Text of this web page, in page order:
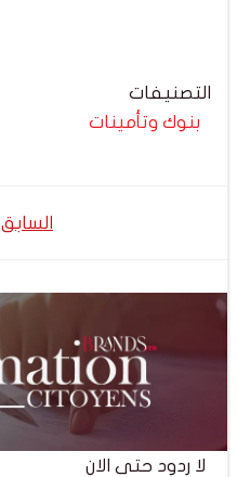
التصنيفات
بنوك وتأمينات
السابق
لا ردود حتى الان